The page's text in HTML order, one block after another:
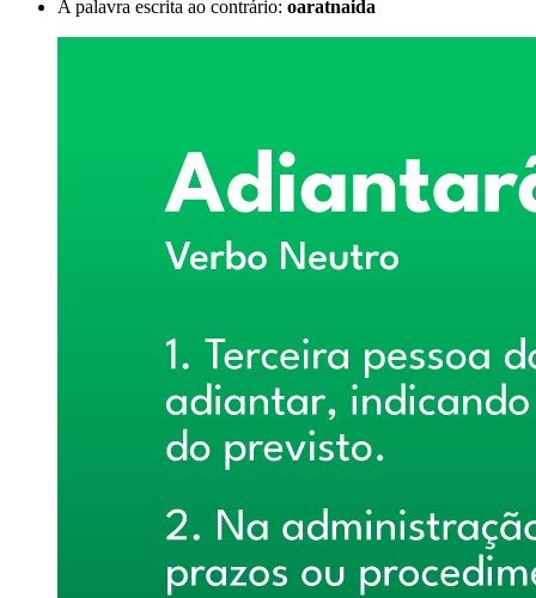
A palavra escrita ao contrário: oaratnaida